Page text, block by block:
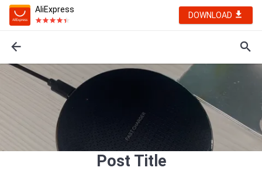
AliExpress
DOWNLOAD
Post Title